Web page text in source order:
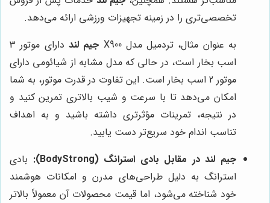
تخصصی‌تری را در زمینه تجهیزات ورزشی ارائه می‌دهد.
به عنوان مثال، تردمیل مدل X900
جیم لند
دارای موتور 3
اسب بخار است، در حالی که مدل مشابه از شیائومی دارای
موتور 2 اسب بخار است. این تفاوت در قدرت موتور، به شما
امکان می‌دهد تا با سرعت و شیب بالاتری تمرین کنید و
در نتیجه، تمرینات مؤثرتری داشته باشید و به اهداف
تناسب اندام خود سریع‌تر دست یابید.
جیم لند در مقابل بادی استرانگ (BodyStrong):
بادی
استرانگ به دلیل طراحی‌های مدرن و امکانات هوشمند
خود شناخته می‌شود، اما قیمت محصولات آن معمولاً بالاتر